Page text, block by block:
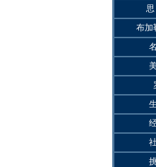
思
布加